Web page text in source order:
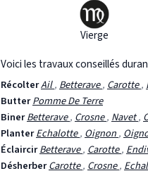
Vierge
Voici les travaux conseillés
RécolterAil, Betterave, Carotte,
ButterPomme De Terre
BinerBetterave, Crosne, Navet,
PlanterEchalotte, Oignon,
ÉclaircirBetterave, Carotte,
DésherberCarotte, Crosne,